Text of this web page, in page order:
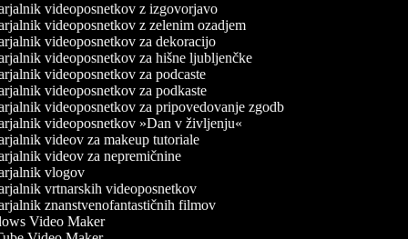
videoposnetkov z izgovorjavo
videoposnetkov z zelenim ozadjem
videoposnetkov za dekoracijo
videoposnetkov za hišne ljubljenčke
videoposnetkov za podcaste
videoposnetkov za podkaste
videoposnetkov za pripovedovanje zgodb
videoposnetkov »Dan v življenju«
videov za makeup tutoriale
videov za nepremičnine
vlogov
vrtnarskih videoposnetkov
znanstvenofantastičnih filmov
Video Maker